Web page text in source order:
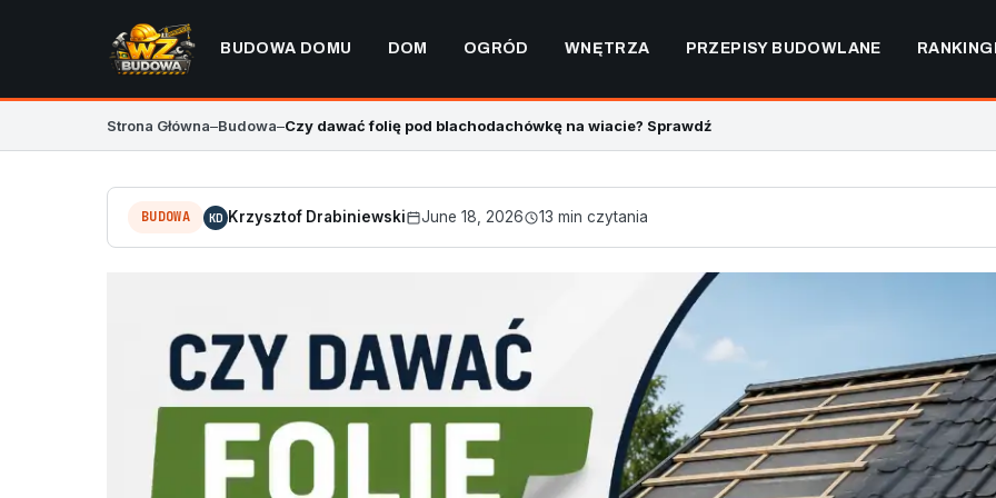
BUDOWA DOMU DOM OGRÓD WNĘTRZA PRZEPISY BUDOWLANE
Strona Główna–Budowa–Czy dawać folię pod blachodachówkę na wiacie? Sprawdź
BUDOWA KD Krzysztof Drabiniewski June 18, 2026 13 min czytania